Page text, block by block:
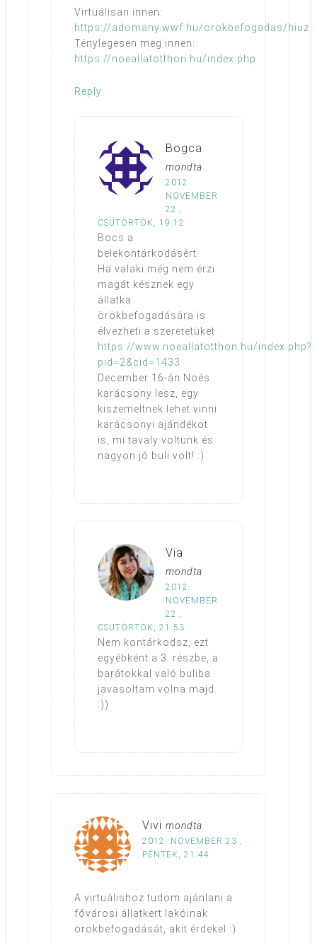
Virtuálisan innen:
https://adomany.wwf.hu/orokbefogadas/hiuz
Ténylegesen meg innen:
https://noeallatotthon.hu/index.php
Reply
Bogca
mondta
2012.
NOVEMBER
22.,
CSÜTÖRTÖK, 19:12
Bocs a
belekontárkodásért.
Ha valaki még nem érzi
magát késznek egy
állatka
örökbefogadására is
élvezheti a szeretetüket.
https://www.noeallatotthon.hu/index.php?
pid=2&cid=1433
December 16-án Noés
karácsony lesz, egy
kiszemeltnek lehet vinni
karácsonyi ajándékot
is, mi tavaly voltunk és
nagyon jó buli volt! :)
Via
mondta
2012.
NOVEMBER
22.,
CSÜTÖRTÖK, 21:53
Nem kontárkodsz, ezt
egyébként a 3. részbe, a
barátokkal való buliba
javasoltam volna majd.
:))
Vivi mondta
2012. NOVEMBER 23.,
PÉNTEK, 21:44
A virtuálishoz tudom ajánlani a
fővárosi állatkert lakóinak
örökbefogadását, akit érdekel :)